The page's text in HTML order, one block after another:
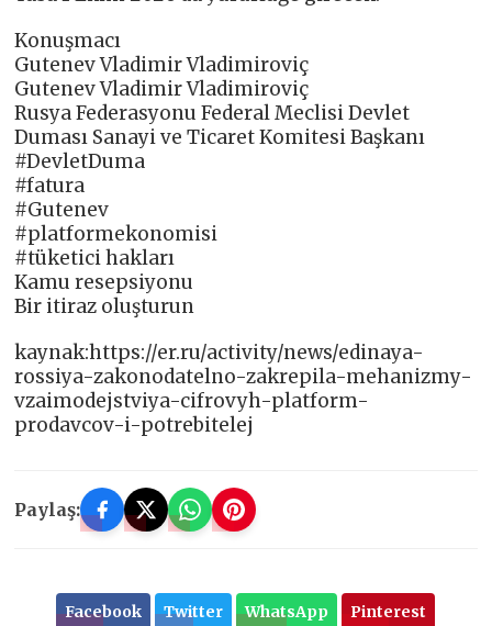
Konuşmacı
Gutenev Vladimir Vladimiroviç
Gutenev Vladimir Vladimiroviç
Rusya Federasyonu Federal Meclisi Devlet
Duması Sanayi ve Ticaret Komitesi Başkanı
#DevletDuma
#fatura
#Gutenev
#platformekonomisi
#tüketici hakları
Kamu resepsiyonu
Bir itiraz oluşturun
kaynak:https://er.ru/activity/news/edinaya-
rossiya-zakonodatelno-zakrepila-mehanizmy-
vzaimodejstviya-cifrovyh-platform-
prodavcov-i-potrebitelej
Paylaş:
Facebook Twitter WhatsApp Pinterest